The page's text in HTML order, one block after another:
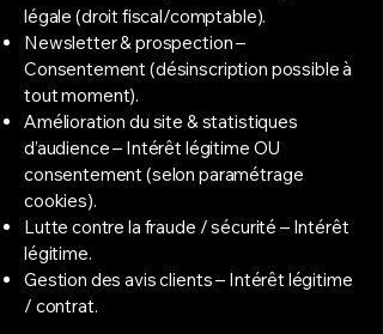
légale (droit fiscal/comptable).
Newsletter & prospection –
Consentement (désinscription possible à
tout moment).
Amélioration du site & statistiques
d’audience – Intérêt légitime OU
consentement (selon paramétrage
cookies).
Lutte contre la fraude / sécurité – Intérêt
légitime.
Gestion des avis clients – Intérêt légitime
/ contrat.